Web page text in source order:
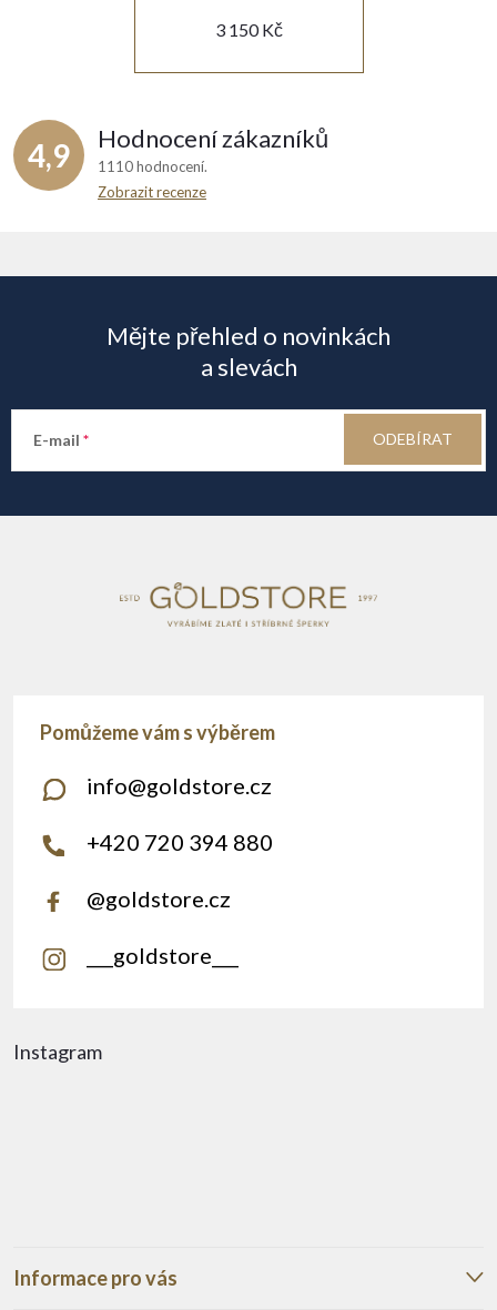
3 150 Kč
4,9 Hodnocení zákazníků
1110 hodnocení
Zobrazit recenze
a
t
Mějte přehled o novinkách
a slevách
E-mail ODEBÍRAT
Instagram
Informace pro vás
info@goldstore.cz
+420 720 394 880
@goldstore.cz
___goldstore___